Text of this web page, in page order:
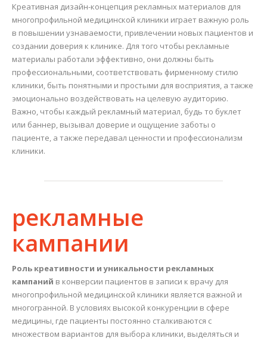
Креативная дизайн-концепция рекламных материалов для
многопрофильной медицинской клиники играет важную роль
в повышении узнаваемости, привлечении новых пациентов и
создании доверия к клинике. Для того чтобы рекламные
материалы работали эффективно, они должны быть
профессиональными, соответствовать фирменному стилю
клиники, быть понятными и простыми для восприятия, а также
эмоционально воздействовать на целевую аудиторию.
Важно, чтобы каждый рекламный материал, будь то буклет
или баннер, вызывал доверие и ощущение заботы о
пациенте, а также передавал ценности и профессионализм
клиники.
рекламные
кампании
Роль креативности и уникальности рекламных
кампаний в конверсии пациентов в записи к врачу для
многопрофильной медицинской клиники является важной и
многогранной. В условиях высокой конкуренции в сфере
медицины, где пациенты постоянно сталкиваются с
множеством вариантов для выбора клиники, выделяться и